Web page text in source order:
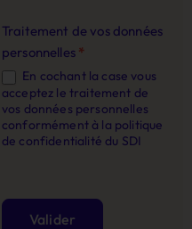
Traitement de vos données
personnelles *
En cochant la case vous
acceptez le traitement de
vos données personnelles
conformément à la politique
de confidentialité du SDI
Valider